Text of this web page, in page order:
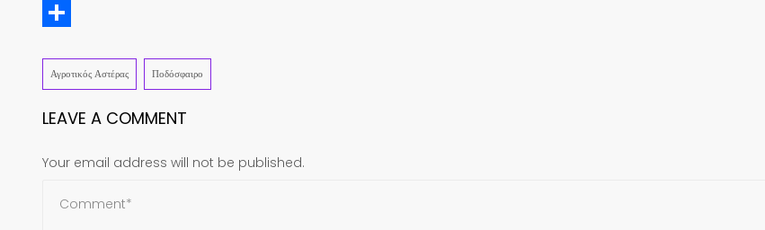
Email
Αγροτικός Αστέρας Ποδόσφαιρο
LEAVE A COMMENT
Your email address will not be published.